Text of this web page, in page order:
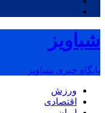
شباویز
پایگاه خبری شباویز
ورزش
اقتصادی